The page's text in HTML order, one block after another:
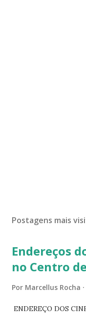
Postagens mais
Endereços
no Centro
Por Marcellus Rocha
ENDEREÇO DOS